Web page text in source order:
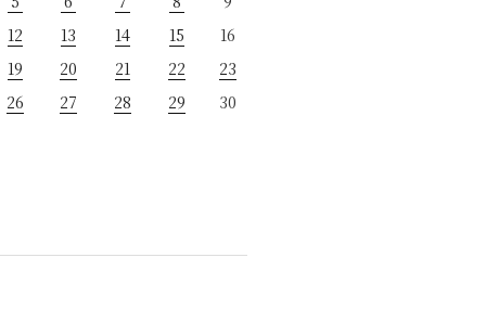
12 13 14 15
16
19 20 21 22
23
26 27 28 29
30